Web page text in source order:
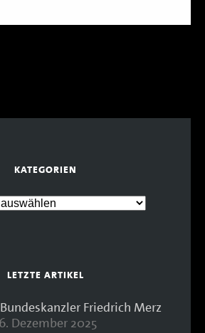
KATEGORIEN
LETZTE ARTIKEL
Friedrich Merz
Dezember 2025